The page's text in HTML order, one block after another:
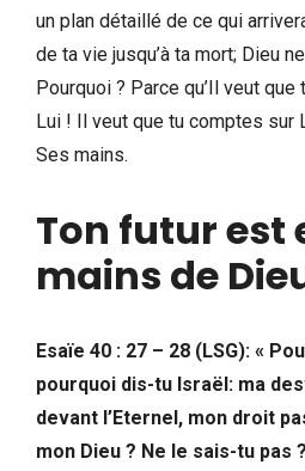
un plan détaillé de ce qui
de ta vie jusqu’à ta mort; Dieu
Pourquoi ? Parce qu’Il veut
Lui ! Il veut que tu comptes sur
Ses mains.
Ton futur est
mains de
Esaïe 40 : 27 – 28 (LSG): «
pourquoi dis-tu Israël: ma
devant l’Eternel, mon droit
mon Dieu ? Ne le sais-tu pas